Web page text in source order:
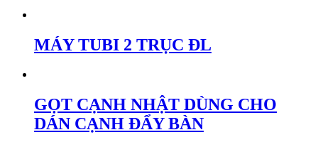
MÁY TUBI 2 TRỤC ĐL
GỌT CẠNH NHẬT DÙNG CHO
DÁN CẠNH ĐẨY BÀN